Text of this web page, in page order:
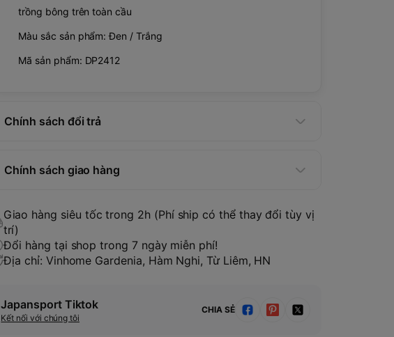
trồng bông trên toàn cầu
Màu sắc sản phẩm: Đen / Trắng
Mã sản phẩm: DP2412
Chính sách đổi trả
Chính sách giao hàng
Giao hàng siêu tốc trong 2h (Phí ship có thể thay đổi tùy vị
trí)
Đổi hàng tại shop trong 7 ngày miễn phí!
Địa chỉ: Vinhome Gardenia, Hàm Nghi, Từ Liêm, HN
Japansport Tiktok
Kết nối với chúng tôi
CHIA SẺ